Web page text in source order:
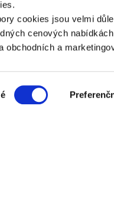
cookies jsou velmi
cenových
obchodních a